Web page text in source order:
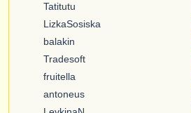
Tatitutu
LizkaSosiska
balakin
Tradesoft
fruitella
antoneus